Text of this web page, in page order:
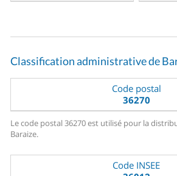
Classification administrative de
Code postal
36270
Le code postal 36270 est utilisé pour la
Baraize.
Code INSEE